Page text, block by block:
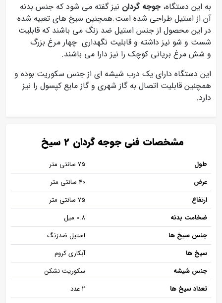
به این دستگاه، جوجه گردان نیز گفته می شود که جنس بدنه
آن از استیل طراحی شده است.همچنین سیخ های تعبیه شده
در این محصول از جنس استیل ضد زنگ می باشند که قابلیت
شست و شو نیز داشته و قابلیت نگهداری چهار مرغ بزرگ
و شش مرغ بریانی کوچک را نیز دارا می باشند.
این دستگاه دارای یک درب شیشه ای از جنس سکوریت بوده و
همچنین قابلیت اتصال به گاز شهری و گاز مایع کپسول را نیز
دارد.
مشخصات فنی جوجه گردان 2 سیخ
طول
75 سانتی متر
عرض
40 سانتی متر
ارتفاع
75 سانتی متر
ضخامت بدنه
0.8 میل
جنس سیخ ها
استیل ضدزنگ
سیخ ها
آبکاری کروم
جنس شیشه
سکوریت نشکن
تعداد سیخ ها
2 عدد